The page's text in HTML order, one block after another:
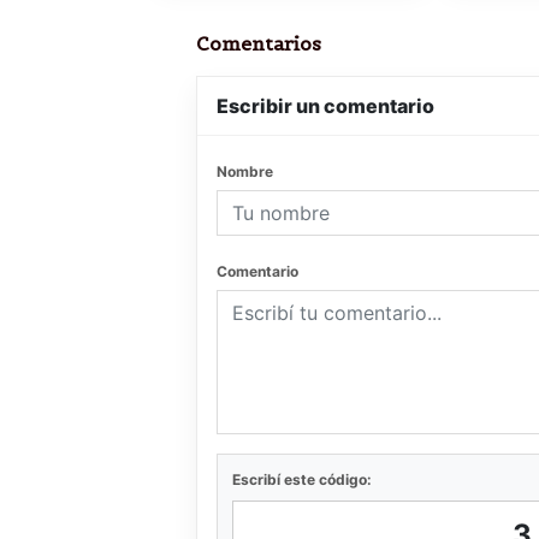
Comentarios
Escribir un comentario
Nombre
Comentario
Escribí este código: